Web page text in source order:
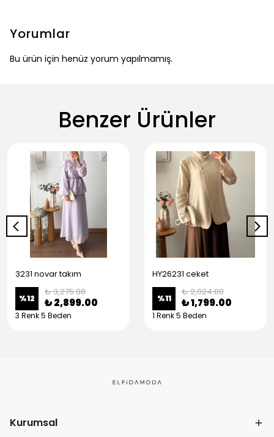
Yorumlar
Bu ürün için henüz yorum yapılmamış.
Benzer Ürünler
3231 novar takım
%12
₺ 3,275.88
₺ 2,899.00
3 Renk 5 Beden
HY26231 ceket
%11
₺ 2,024.88
₺ 1,799.00
1 Renk 5 Beden
Kurumsal